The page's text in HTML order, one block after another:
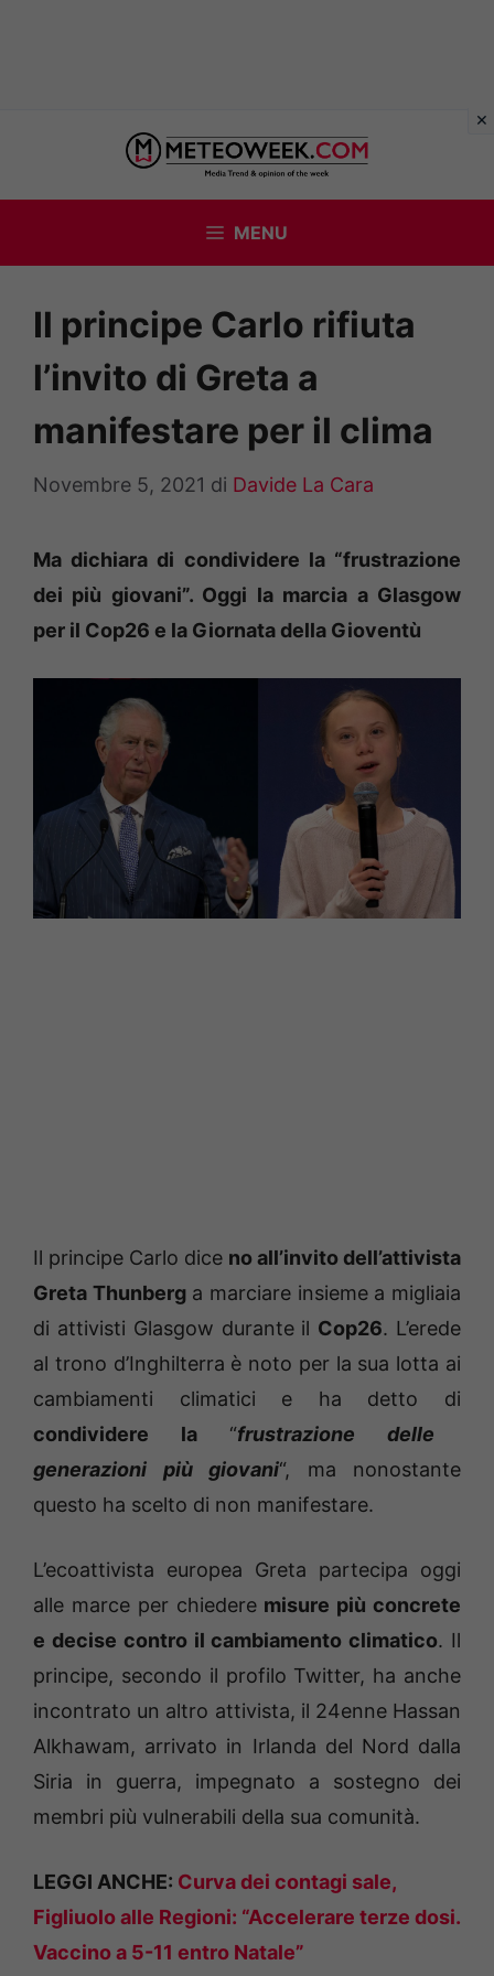
contenuto
MENU
Il principe Carlo rifiuta
l’invito di Greta a
manifestare per il clima
Novembre 5, 2021 di Davide La Cara
Ma dichiara di condividere la “frustrazione
dei più giovani”. Oggi la marcia a Glasgow
per il Cop26 e la Giornata della Gioventù
Il principe Carlo dice no all’invito dell’attivista
Greta Thunberga marciare insieme a migliaia
di attivisti Glasgow durante il Cop26. L’erede
al trono d’Inghilterra è noto per la sua lotta ai
cambiamenti climatici e ha detto di
condividere la“frustrazione delle
generazioni più giovani“, ma nonostante
questo ha scelto di non manifestare.
L’ecoattivista europea Greta partecipa oggi
alle marce per chiedere misure più concrete
e decise contro il cambiamento climatico. Il
principe, secondo il profilo Twitter, ha anche
incontrato un altro attivista, il 24enne Hassan
Alkhawam, arrivato in Irlanda del Nord dalla
Siria in guerra, impegnato a sostegno dei
membri più vulnerabili della sua comunità.
LEGGI ANCHE: Curva dei contagi sale,
Figliuolo alle Regioni: “Accelerare terze dosi.
Vaccino a 5-11 entro Natale”